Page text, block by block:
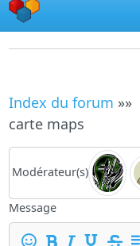
Index du forum »»
carte maps
Modérateur(s)
Message